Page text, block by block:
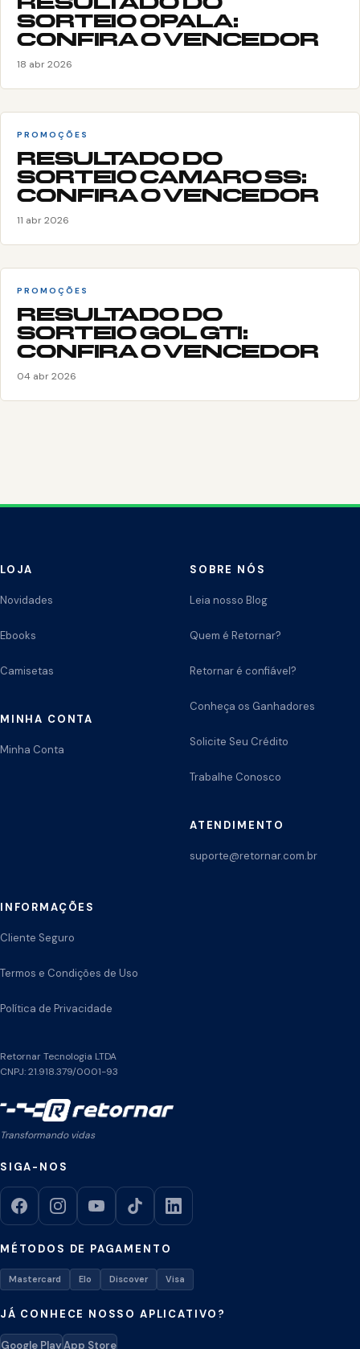
SORTEIO OPALA:
CONFIRA O VENCEDOR
18 abr 2026
PROMOÇÕES
RESULTADO DO
SORTEIO CAMARO SS:
CONFIRA O VENCEDOR
11 abr 2026
PROMOÇÕES
RESULTADO DO
SORTEIO GOL GTI:
CONFIRA O VENCEDOR
04 abr 2026
LOJA
Novidades
Ebooks
Camisetas
MINHA CONTA
Minha Conta
SOBRE NÓS
Leia nosso Blog
Quem é Retornar?
Retornar é confiável?
Conheça os Ganhadores
Solicite Seu Crédito
Trabalhe Conosco
ATENDIMENTO
suporte@retornar.com.br
INFORMAÇÕES
Cliente Seguro
Termos e Condições de Uso
Política de Privacidade
Retornar Tecnologia LTDA
CNPJ: 21.918.379/0001-93
Transformando vidas
SIGA-NOS
MÉTODOS DE PAGAMENTO
Mastercard Elo Discover Visa
JÁ CONHECE NOSSO APLICATIVO?
Google PlayApp Store